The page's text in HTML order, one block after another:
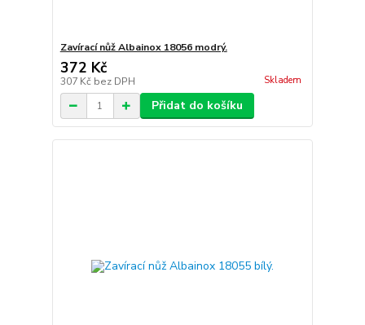
Zavírací nůž Albainox 18056 modrý.
372 Kč
307 Kč bez DPH Skladem
Přidat do košíku